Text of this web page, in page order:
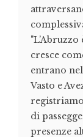
cresce
entrano
Vasto e
di
presenze